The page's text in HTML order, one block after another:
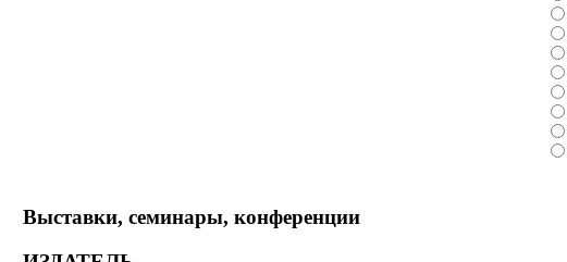
Выставки, семинары, конференции